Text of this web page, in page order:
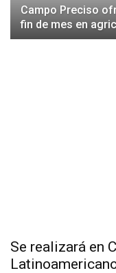
Campo Preciso
fin de mes en
Se realizará en